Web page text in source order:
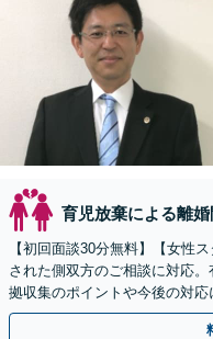
育児放棄による離婚
【初回面談30分無料】【女性
された側双方のご相談に対応
拠収集のポイントや今後の対
す【市役所前2分】【休日・夜